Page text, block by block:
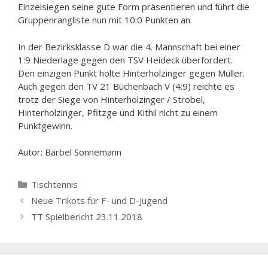
Einzelsiegen seine gute Form präsentieren und führt die
Gruppenrangliste nun mit 10:0 Punkten an.
In der Bezirksklasse D war die 4. Mannschaft bei einer
1:9 Niederlage gegen den TSV Heideck überfordert.
Den einzigen Punkt holte Hinterholzinger gegen Müller.
Auch gegen den TV 21 Büchenbach V (4:9) reichte es
trotz der Siege von Hinterholzinger / Strobel,
Hinterholzinger, Pfitzge und Kithil nicht zu einem
Punktgewinn.
Autor: Bärbel Sonnemann
Kategorien
Tischtennis
Neue Trikots für F- und D-Jugend
TT Spielbericht 23.11.2018